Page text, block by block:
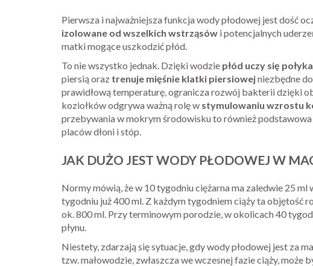
Pierwsza i najważniejsza funkcja wody płodowej jest dość
izolowane od wszelkich wstrząsów i potencjalnych
matki mogące uszkodzić płód.
To nie wszystko jednak. Dzięki wodzie płód uczy się
piersią oraz trenuje mięśnie klatki piersiowejniezbędne
prawidłową temperaturę, ogranicza rozwój bakterii dzięki
koziołków odgrywa ważną rolę w stymulowaniu wzrostu
przebywania w mokrym środowisku to również
placów dłoni i stóp.
JAK DUŻO JEST WODY PŁODOWEJ W
Normy mówią, że w 10 tygodniu ciężarna ma zaledwie 25
tygodniu już 400 ml. Z każdym tygodniem ciąży ta objętość
ok. 800 ml. Przy terminowym porodzie, w okolicach 40
płynu.
Niestety, zdarzają się sytuacje, gdy wody płodowej jest za
tzw. małowodzie, zwłaszcza we wczesnej fazie ciąży, może